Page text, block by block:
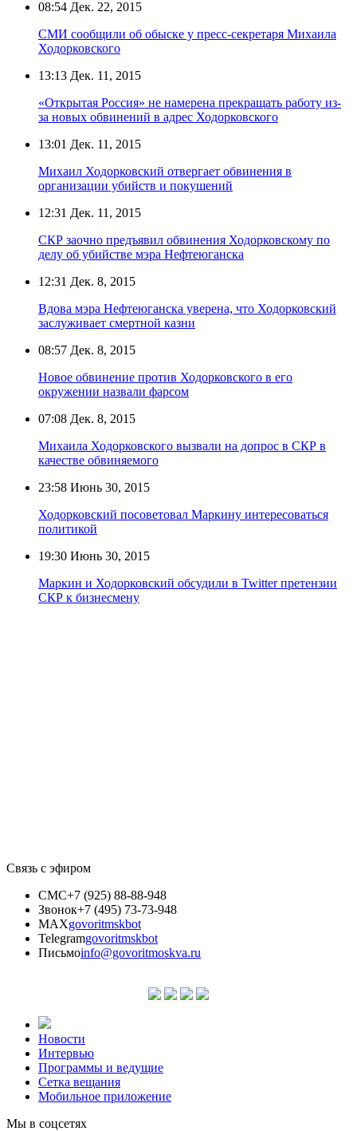
08:54 Дек. 22, 2015
СМИ сообщили об обыске у пресс-секретаря Михаила
Ходорковского
13:13 Дек. 11, 2015
«Открытая Россия» не намерена прекращать работу из-
за новых обвинений в адрес Ходорковского
13:01 Дек. 11, 2015
Михаил Ходорковский отвергает обвинения в
организации убийств и покушений
12:31 Дек. 11, 2015
СКР заочно предъявил обвинения Ходорковскому по
делу об убийстве мэра Нефтеюганска
12:31 Дек. 8, 2015
Вдова мэра Нефтеюганска уверена, что Ходорковский
заслуживает смертной казни
08:57 Дек. 8, 2015
Новое обвинение против Ходорковского в его
окружении назвали фарсом
07:08 Дек. 8, 2015
Михаила Ходорковского вызвали на допрос в СКР в
качестве обвиняемого
23:58 Июнь 30, 2015
Ходорковский посоветовал Маркину интересоваться
политикой
19:30 Июнь 30, 2015
Маркин и Ходорковский обсудили в Twitter претензии
СКР к бизнесмену
Связь с эфиром
СМС+7 (925) 88-88-948
Звонок+7 (495) 73-73-948
MAXgovoritmskbot
Telegramgovoritmskbot
Письмоinfo@govoritmoskva.ru
Новости
Интервью
Программы и ведущие
Сетка вещания
Мобильное приложение
Мы в соцсетях